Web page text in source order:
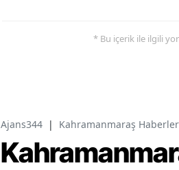
* Bu içerik ile ilgili
Ajans344 | Kahramanmaraş